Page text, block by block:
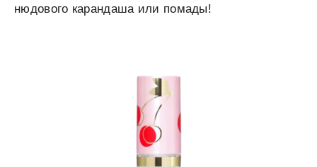
нюдового карандаша или помады!